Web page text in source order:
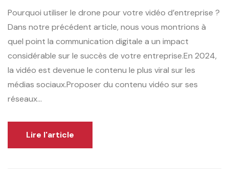
Pourquoi utiliser le drone pour votre vidéo d’entreprise ?
Dans notre précédent article, nous vous montrions à
quel point la communication digitale a un impact
considérable sur le succès de votre entreprise.En 2024,
la vidéo est devenue le contenu le plus viral sur les
médias sociaux.Proposer du contenu vidéo sur ses
réseaux...
Lire l'article